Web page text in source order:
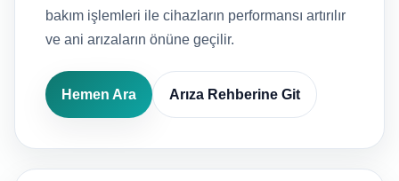
bakım işlemleri ile cihazların performansı artırılır
ve ani arızaların önüne geçilir.
Hemen Ara Arıza Rehberine Git